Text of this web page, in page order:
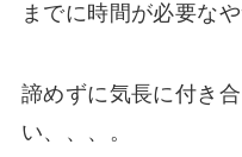
までに時間が必要な
諦めずに気長に付き
い、、、。